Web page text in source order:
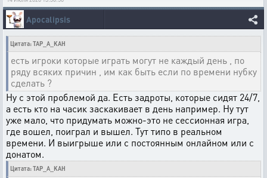
Apocalipsis
Цитата: TAP_A_KAH
есть игроки которые играть могут не каждый день , по
ряду всяких причин , им как быть если по времени нубку
сделать ?
Ну с этой проблемой да. Есть задроты, которые сидят 24/7,
а есть кто на часик заскакивает в день например. Ну тут
уже мало, что придумать можно-это не сессионная игра,
где вошел, поиграл и вышел. Тут типо в реальном
времени. И выигрыше или с постоянным онлайном или с
донатом.
Цитата: TAP_A_KAH